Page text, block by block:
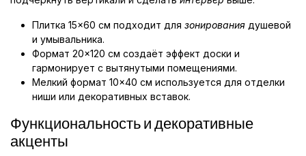
Плитка 15×60 см подходит для зонирования душевой
и умывальника.
Формат 20×120 см создаёт эффект доски и
гармонирует с вытянутыми помещениями.
Мелкий формат 10×40 см используется для отделки
ниши или декоративных вставок.
Функциональность и декоративные
акценты